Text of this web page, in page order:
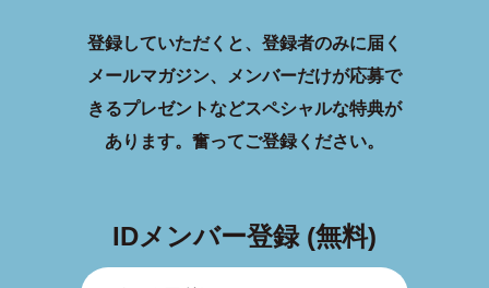
登録していただくと、登録者のみに届く
メールマガジン、メンバーだけが応募で
きるプレゼントなどスペシャルな特典が
あります。 奮ってご登録ください。
IDメンバー登録 (無料)